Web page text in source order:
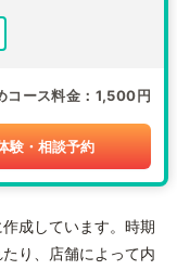
コース料金 1,500円
験・相談予約
成しています。時期
り、店舗によって内